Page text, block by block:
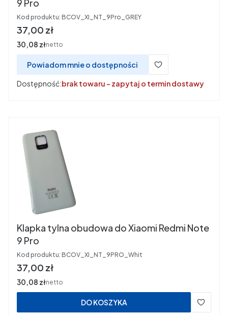
9 Pro
Kod produktu: BCOV_XI_NT_9Pro_GREY
Cena
37,00 zł
Cena
30,08 złnetto
Powiadom mnie o dostępności
Dostępność:brak towaru - zapytaj o termin dostawy
Klapka tylna obudowa do Xiaomi Redmi Note
9 Pro
Kod produktu: BCOV_XI_NT_9PRO_Whit
Cena
37,00 zł
Cena
30,08 złnetto
DO KOSZYKA